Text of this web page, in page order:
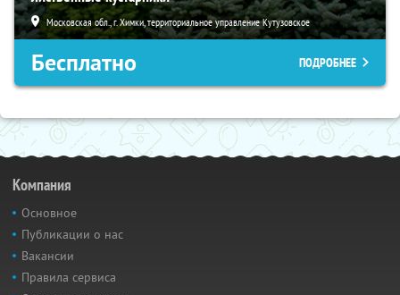
Московская обл., г. Химки, территориальное управление Кутузовское
Бесплатно ПОДРОБНЕЕ
Компания
Основное
Публикации о нас
Вакансии
Правила сервиса